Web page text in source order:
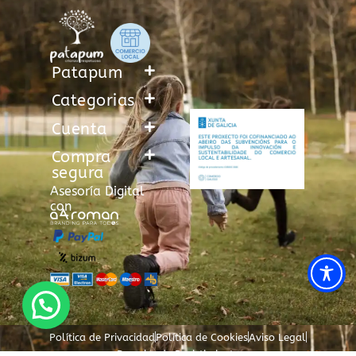
Patapum
Categorias
Cuenta
Compra
segura
Asesoría Digital
con
Política de PrivacidadPolítica de CookiesAviso Legal